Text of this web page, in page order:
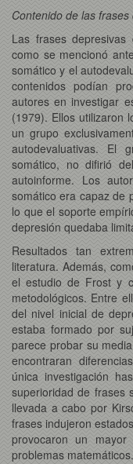
Contenido de las frases
Las frases depresivas
como se mencionó
somático y el
contenidos podían
autores en investigar
(1979). Ellos utilizaron
un grupo
autodevaluativas. El
somático, no difirió
autoinforme. Los
somático era capaz de
lo que el soporte
depresión quedaba
Resultados tan
literatura. Además,
el estudio de Frost y
metodológicos. Entre
del nivel inicial de
estaba formado por
parece probar su
encontraran
única investigación
superioridad de frases
llevada a cabo por
frases indujeron
provocaron un
problemas matemáticos.